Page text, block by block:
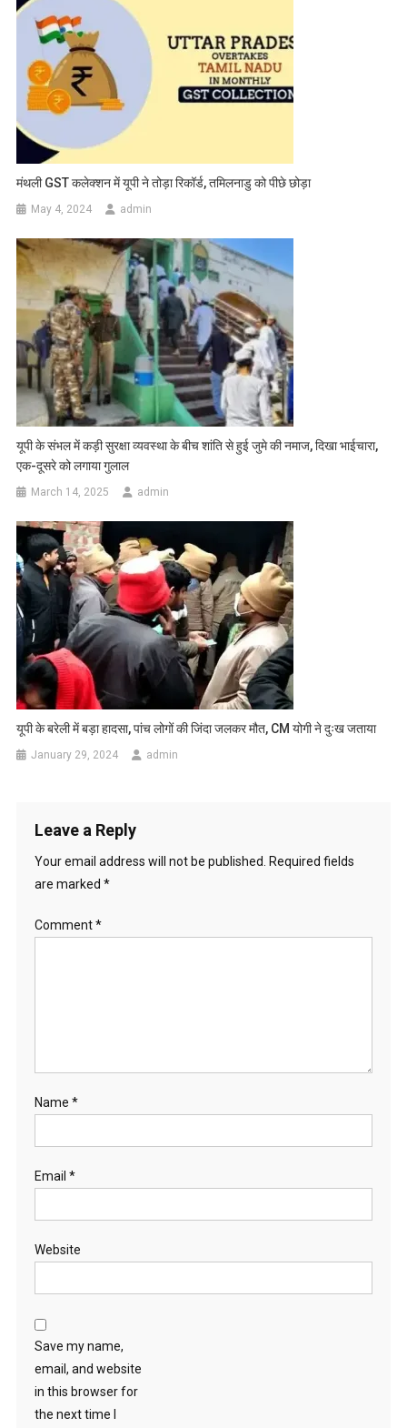
मंथली GST कलेक्शन में यूपी ने तोड़ा रिकॉर्ड, तमिलनाडु को पीछे छोड़ा
May 4, 2024 admin
यूपी के संभल में कड़ी सुरक्षा व्यवस्था के बीच शांति से हुई जुमे की नमाज, दिखा भाईचारा,
एक-दूसरे को लगाया गुलाल
March 14, 2025 admin
यूपी के बरेली में बड़ा हादसा, पांच लोगों की जिंदा जलकर मौत, CM योगी ने दुःख जताया
January 29, 2024 admin
Leave a Reply
Your email address will not be published.
Required fields
are marked *
Comment*
Name *
Email *
Website
Save my name,
email, and website
in this browser for
the next time I